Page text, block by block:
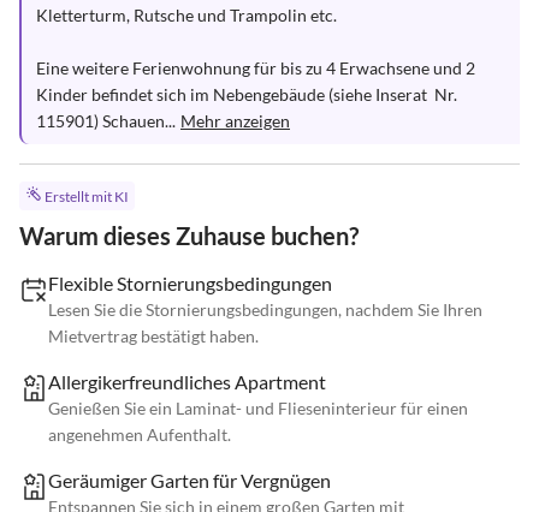
Kletterturm, Rutsche und Trampolin etc.
Eine weitere Ferienwohnung für bis zu 4 Erwachsene und 2
Kinder befindet sich im Nebengebäude (siehe Inserat  Nr.
115901) Schauen... Mehr anzeigen
Erstellt mit KI
Warum dieses Zuhause buchen?
Flexible Stornierungsbedingungen
Lesen Sie die Stornierungsbedingungen, nachdem Sie Ihren
Mietvertrag bestätigt haben.
Allergikerfreundliches Apartment
Genießen Sie ein Laminat- und Flieseninterieur für einen
angenehmen Aufenthalt.
Geräumiger Garten für Vergnügen
Entspannen Sie sich in einem großen Garten mit